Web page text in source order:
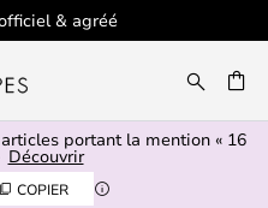
& agréé
portant la mention « 16
Découvrir
COPIER